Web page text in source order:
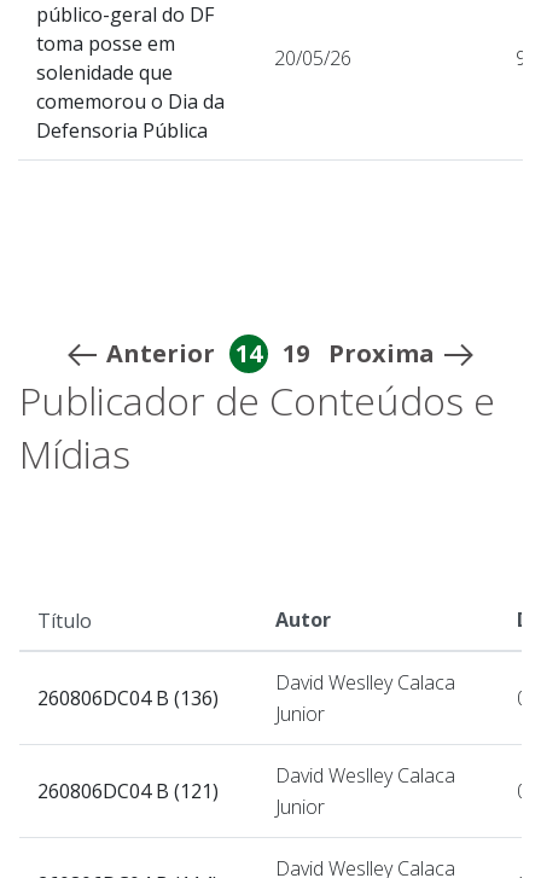
público-geral do DF
toma posse em
solenidade que
comemorou o Dia da
Defensoria Pública
20/05/26
Anterior 14 19 Proxima
Publicador de Conteúdos e
Mídias
Título Autor
260806DC04 B (136)
David Weslley Calaca
Junior
260806DC04 B (121)
David Weslley Calaca
Junior
David Weslley Calaca